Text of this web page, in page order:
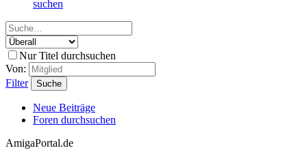
suchen
Nur Titel durchsuchen
Von:
Filter
Suche
Neue Beiträge
Foren durchsuchen
AmigaPortal.de